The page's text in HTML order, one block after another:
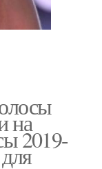
на
2019-